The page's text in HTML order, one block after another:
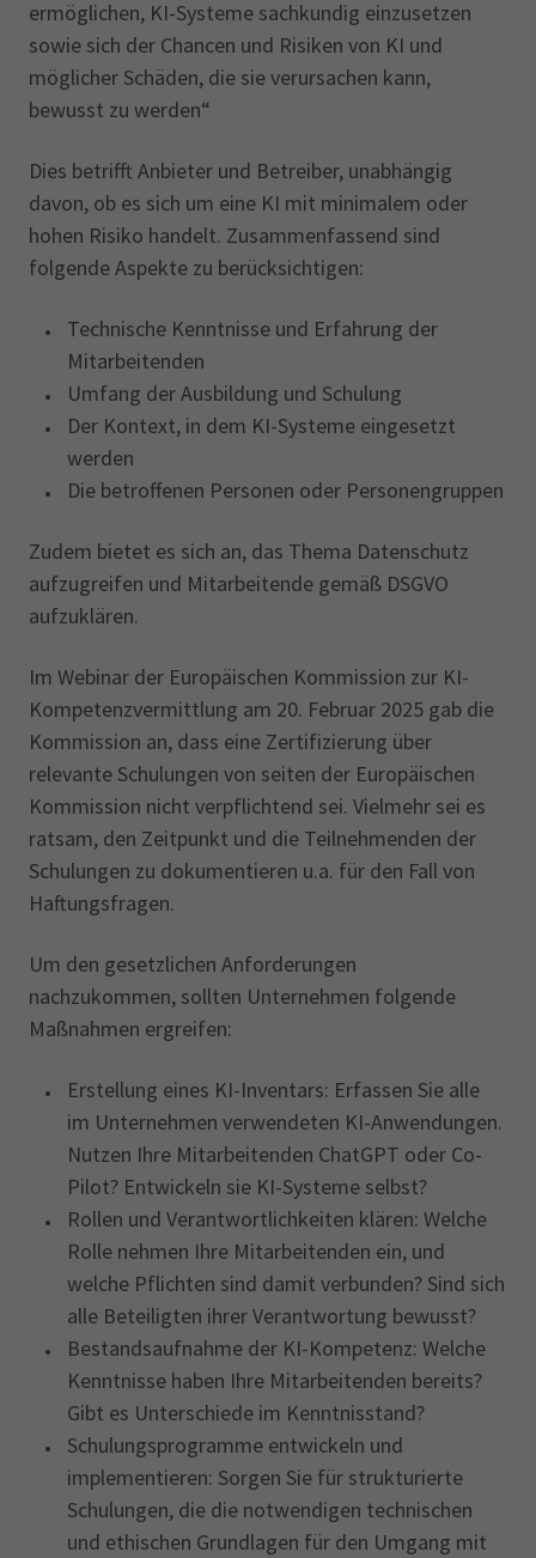
ermöglichen, KI-Systeme sachkundig einzusetzen
sowie sich der Chancen und Risiken von KI und
möglicher Schäden, die sie verursachen kann,
bewusst zu werden“
Dies betrifft Anbieter und Betreiber, unabhängig
davon, ob es sich um eine KI mit minimalem oder
hohen Risiko handelt. Zusammenfassend sind
folgende Aspekte zu berücksichtigen:
Technische Kenntnisse und Erfahrung der
Mitarbeitenden
Umfang der Ausbildung und Schulung
Der Kontext, in dem KI-Systeme eingesetzt
werden
Die betroffenen Personen oder Personengruppen
Zudem bietet es sich an, das Thema Datenschutz
aufzugreifen und Mitarbeitende gemäß DSGVO
aufzuklären.
Im Webinar der Europäischen Kommission zur KI-
Kompetenzvermittlung am 20. Februar 2025 gab die
Kommission an, dass eine Zertifizierung über
relevante Schulungen von seiten der Europäischen
Kommission nicht verpflichtend sei. Vielmehr sei es
ratsam, den Zeitpunkt und die Teilnehmenden der
Schulungen zu dokumentieren u.a. für den Fall von
Haftungsfragen.
Um den gesetzlichen Anforderungen
nachzukommen, sollten Unternehmen folgende
Maßnahmen ergreifen:
Erstellung eines KI-Inventars: Erfassen Sie alle
im Unternehmen verwendeten KI-Anwendungen.
Nutzen Ihre Mitarbeitenden ChatGPT oder Co-
Pilot? Entwickeln sie KI-Systeme selbst?
Rollen und Verantwortlichkeiten klären: Welche
Rolle nehmen Ihre Mitarbeitenden ein, und
welche Pflichten sind damit verbunden? Sind sich
alle Beteiligten ihrer Verantwortung bewusst?
Bestandsaufnahme der KI-Kompetenz: Welche
Kenntnisse haben Ihre Mitarbeitenden bereits?
Gibt es Unterschiede im Kenntnisstand?
Schulungsprogramme entwickeln und
implementieren: Sorgen Sie für strukturierte
Schulungen, die die notwendigen technischen
und ethischen Grundlagen für den Umgang mit